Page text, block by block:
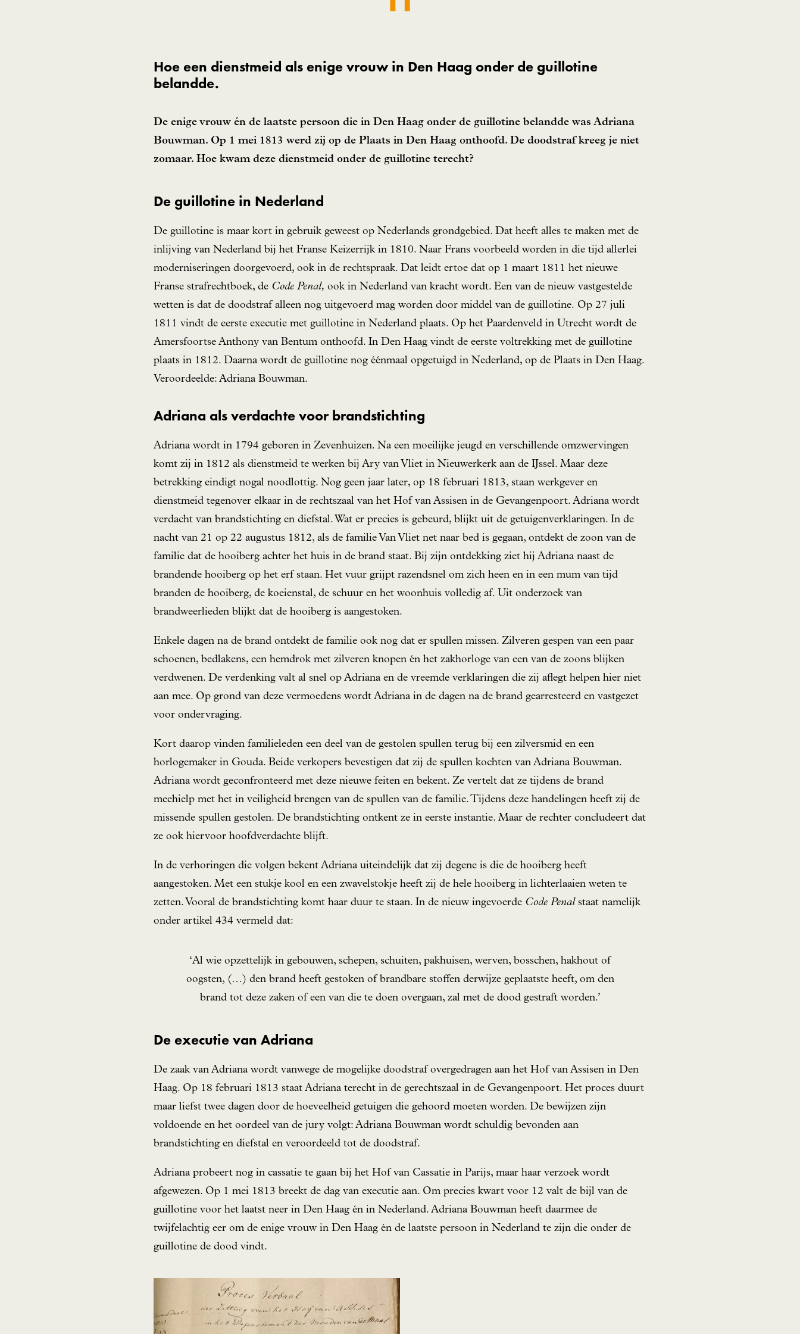
Hoe een dienstmeid als enige vrouw in Den Haag onder de guillotine
belandde.
De enige vrouw én de laatste persoon die in Den Haag onder de guillotine belandde was Adriana
Bouwman. Op 1 mei 1813 werd zij op de Plaats in Den Haag onthoofd. De doodstraf kreeg je niet
zomaar. Hoe kwam deze dienstmeid onder de guillotine terecht?
De guillotine in Nederland
De guillotine is maar kort in gebruik geweest op Nederlands grondgebied. Dat heeft alles te maken met de
inlijving van Nederland bij het Franse Keizerrijk in 1810. Naar Frans voorbeeld worden in die tijd allerlei
moderniseringen doorgevoerd, ook in de rechtspraak. Dat leidt ertoe dat op 1 maart 1811 het nieuwe
Franse strafrechtboek, de Code Penal, ook in Nederland van kracht wordt. Een van de nieuw vastgestelde
wetten is dat de doodstraf alleen nog uitgevoerd mag worden door middel van de guillotine. Op 27 juli
1811 vindt de eerste executie met guillotine in Nederland plaats. Op het Paardenveld in Utrecht wordt de
Amersfoortse Anthony van Bentum onthoofd. In Den Haag vindt de eerste voltrekking met de guillotine
plaats in 1812. Daarna wordt de guillotine nog éénmaal opgetuigd in Nederland, op de Plaats in Den Haag.
Veroordeelde: Adriana Bouwman.
Adriana als verdachte voor brandstichting
Adriana wordt in 1794 geboren in Zevenhuizen. Na een moeilijke jeugd en verschillende omzwervingen
komt zij in 1812 als dienstmeid te werken bij Ary van Vliet in Nieuwerkerk aan de IJssel. Maar deze
betrekking eindigt nogal noodlottig. Nog geen jaar later, op 18 februari 1813, staan werkgever en
dienstmeid tegenover elkaar in de rechtszaal van het Hof van Assisen in de Gevangenpoort. Adriana wordt
verdacht van brandstichting en diefstal. Wat er precies is gebeurd, blijkt uit de getuigenverklaringen. In de
nacht van 21 op 22 augustus 1812, als de familie Van Vliet net naar bed is gegaan, ontdekt de zoon van de
familie dat de hooiberg achter het huis in de brand staat. Bij zijn ontdekking ziet hij Adriana naast de
brandende hooiberg op het erf staan. Het vuur grijpt razendsnel om zich heen en in een mum van tijd
branden de hooiberg, de koeienstal, de schuur en het woonhuis volledig af. Uit onderzoek van
brandweerlieden blijkt dat de hooiberg is aangestoken.
Enkele dagen na de brand ontdekt de familie ook nog dat er spullen missen. Zilveren gespen van een paar
schoenen, bedlakens, een hemdrok met zilveren knopen én het zakhorloge van een van de zoons blijken
verdwenen. De verdenking valt al snel op Adriana en de vreemde verklaringen die zij aflegt helpen hier niet
aan mee. Op grond van deze vermoedens wordt Adriana in de dagen na de brand gearresteerd en vastgezet
voor ondervraging.
Kort daarop vinden familieleden een deel van de gestolen spullen terug bij een zilversmid en een
horlogemaker in Gouda. Beide verkopers bevestigen dat zij de spullen kochten van Adriana Bouwman.
Adriana wordt geconfronteerd met deze nieuwe feiten en bekent. Ze vertelt dat ze tijdens de brand
meehielp met het in veiligheid brengen van de spullen van de familie. Tijdens deze handelingen heeft zij de
missende spullen gestolen. De brandstichting ontkent ze in eerste instantie. Maar de rechter concludeert dat
ze ook hiervoor hoofdverdachte blijft.
In de verhoringen die volgen bekent Adriana uiteindelijk dat zij degene is die de hooiberg heeft
aangestoken. Met een stukje kool en een zwavelstokje heeft zij de hele hooiberg in lichterlaaien weten te
zetten. Vooral de brandstichting komt haar duur te staan. In de nieuw ingevoerde Code Penal staat namelijk
onder artikel 434 vermeld dat:
‘Al wie opzettelijk in gebouwen, schepen, schuiten, pakhuisen, werven, bosschen, hakhout of
oogsten, (…) den brand heeft gestoken of brandbare stoffen derwijze geplaatste heeft, om den
brand tot deze zaken of een van die te doen overgaan, zal met de dood gestraft worden.’
De executie van Adriana
De zaak van Adriana wordt vanwege de mogelijke doodstraf overgedragen aan het Hof van Assisen in Den
Haag. Op 18 februari 1813 staat Adriana terecht in de gerechtszaal in de Gevangenpoort. Het proces duurt
maar liefst twee dagen door de hoeveelheid getuigen die gehoord moeten worden. De bewijzen zijn
voldoende en het oordeel van de jury volgt: Adriana Bouwman wordt schuldig bevonden aan
brandstichting en diefstal en veroordeeld tot de doodstraf.
Adriana probeert nog in cassatie te gaan bij het Hof van Cassatie in Parijs, maar haar verzoek wordt
afgewezen. Op 1 mei 1813 breekt de dag van executie aan. Om precies kwart voor 12 valt de bijl van de
guillotine voor het laatst neer in Den Haag én in Nederland. Adriana Bouwman heeft daarmee de
twijfelachtig eer om de enige vrouw in Den Haag én de laatste persoon in Nederland te zijn die onder de
guillotine de dood vindt.